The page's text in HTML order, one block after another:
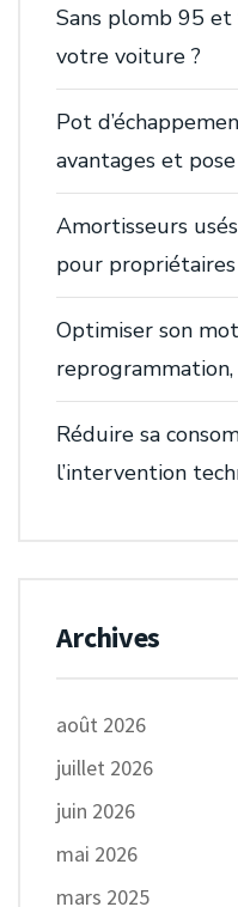
Sans plomb 95
votre voiture ?
Pot
avantages et pose
Amortisseurs
pour propriétaires
Optimiser son
Réduire sa
l’intervention
Archives
août 2026
juillet 2026
juin 2026
mai 2026
mars 2025